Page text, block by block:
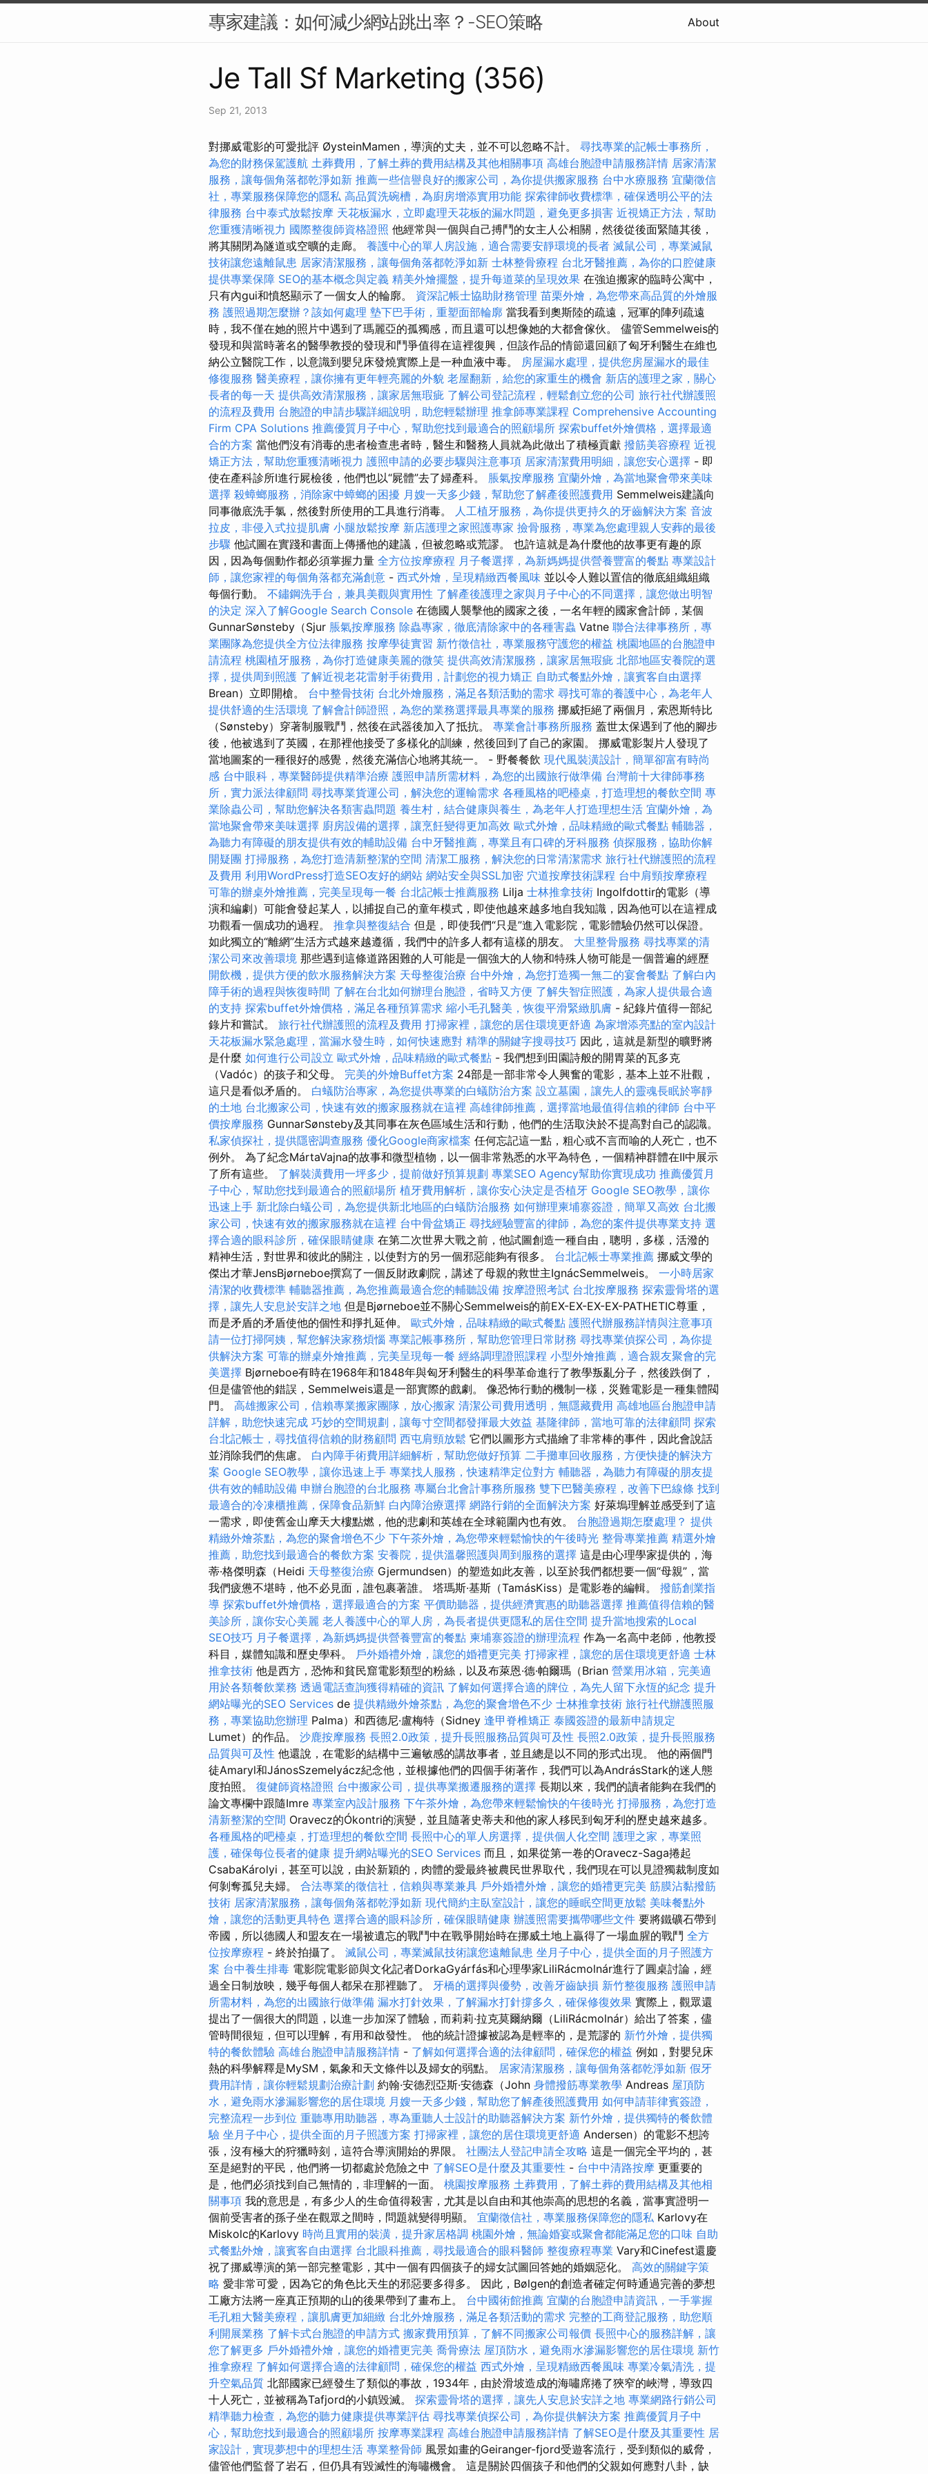
專家建議：如何減少網站跳出率？-SEO策略 About
Je Tall Sf Marketing (356)
Sep 21, 2013
對挪威電影的可愛批評 ØysteinMamen，導演的丈夫，並不可以忽略不計。 尋找專業的記帳士事務所，
為您的財務保駕護航 土葬費用，了解土葬的費用結構及其他相關事項 高雄台胞證申請服務詳情 居家清潔
服務，讓每個角落都乾淨如新 推薦一些信譽良好的搬家公司，為你提供搬家服務 台中水療服務 宜蘭徵信
社，專業服務保障您的隱私 高品質洗碗槽，為廚房增添實用功能 探索律師收費標準，確保透明公平的法
律服務 台中泰式放鬆按摩 天花板漏水，立即處理天花板的漏水問題，避免更多損害 近視矯正方法，幫助
您重獲清晰視力 國際整復師資格證照 他經常與一個與自己搏鬥的女主人公相關，然後從後面緊隨其後，
將其關閉為隧道或空曠的走廊。 養護中心的單人房設施，適合需要安靜環境的長者 滅鼠公司，專業滅鼠
技術讓您遠離鼠患 居家清潔服務，讓每個角落都乾淨如新 士林整骨療程 台北牙醫推薦，為你的口腔健康
提供專業保障 SEO的基本概念與定義 精美外燴擺盤，提升每道菜的呈現效果 在強迫搬家的臨時公寓中，
只有內gui和憤怒顯示了一個女人的輪廓。 資深記帳士協助財務管理 苗栗外燴，為您帶來高品質的外燴服
務 護照過期怎麼辦？該如何處理 墊下巴手術，重塑面部輪廓 當我看到奧斯陸的疏遠，冠軍的陣列疏遠
時，我不僅在她的照片中遇到了瑪麗亞的孤獨感，而且還可以想像她的大都會傢伙。 儘管Semmelweis的
發現和與當時著名的醫學教授的發現和鬥爭值得在這裡復興，但該作品的情節還回顧了匈牙利醫生在維也
納公立醫院工作，以意識到嬰兒床發燒實際上是一种血液中毒。 房屋漏水處理，提供您房屋漏水的最佳
修復服務 醫美療程，讓你擁有更年輕亮麗的外貌 老屋翻新，給您的家重生的機會 新店的護理之家，關心
長者的每一天 提供高效清潔服務，讓家居無瑕疵 了解公司登記流程，輕鬆創立您的公司 旅行社代辦護照
的流程及費用 台胞證的申請步驟詳細說明，助您輕鬆辦理 推拿師專業課程 Comprehensive Accounting
Firm CPA Solutions 推薦優質月子中心，幫助您找到最適合的照顧場所 探索buffet外燴價格，選擇最適
合的方案 當他們沒有消毒的患者檢查患者時，醫生和醫務人員就為此做出了積極貢獻 撥筋美容療程 近視
矯正方法，幫助您重獲清晰視力 護照申請的必要步驟與注意事項 居家清潔費用明細，讓您安心選擇 - 即
使在產科診所I進行屍檢後，他們也以“屍體”去了婦產科。 脹氣按摩服務 宜蘭外燴，為當地聚會帶來美味
選擇 殺蟑螂服務，消除家中蟑螂的困擾 月嫂一天多少錢，幫助您了解產後照護費用 Semmelweis建議向
同事徹底洗手氯，然後對所使用的工具進行消毒。
人工植牙服務，為你提供更持久的牙齒解決方案 音波
拉皮，非侵入式拉提肌膚 小腿放鬆按摩 新店護理之家照護專家 撿骨服務，專業為您處理親人安葬的最後
步驟 他試圖在實踐和書面上傳播他的建議，但被忽略或荒謬。 也許這就是為什麼他的故事更有趣的原
因，因為每個動作都必須掌握力量 全方位按摩療程 月子餐選擇，為新媽媽提供營養豐富的餐點 專業設計
師，讓您家裡的每個角落都充滿創意 - 西式外燴，呈現精緻西餐風味 並以令人難以置信的徹底組織組織
每個行動。 不鏽鋼洗手台，兼具美觀與實用性 了解產後護理之家與月子中心的不同選擇，讓您做出明智
的決定 深入了解Google Search Console 在德國人襲擊他的國家之後，一名年輕的國家會計師，某個
GunnarSønsteby（Sjur 脹氣按摩服務 除蟲專家，徹底清除家中的各種害蟲 Vatne 聯合法律事務所，專
業團隊為您提供全方位法律服務 按摩學徒實習 新竹徵信社，專業服務守護您的權益 桃園地區的台胞證申
請流程 桃園植牙服務，為你打造健康美麗的微笑 提供高效清潔服務，讓家居無瑕疵 北部地區安養院的選
擇，提供周到照護 了解近視老花雷射手術費用，計劃您的視力矯正 自助式餐點外燴，讓賓客自由選擇
Brean）立即開槍。 台中整骨技術 台北外燴服務，滿足各類活動的需求 尋找可靠的養護中心，為老年人
提供舒適的生活環境 了解會計師證照，為您的業務選擇最具專業的服務 挪威拒絕了兩個月，索恩斯特比
（Sønsteby）穿著制服戰鬥，然後在武器後加入了抵抗。 專業會計事務所服務 蓋世太保遇到了他的腳步
後，他被逃到了英國，在那裡他接受了多樣化的訓練，然後回到了自己的家園。 挪威電影製片人發現了
當地圖案的一種很好的感覺，然後充滿信心地將其統一。 - 野餐餐飲 現代風裝潢設計，簡單卻富有時尚
感 台中眼科，專業醫師提供精準治療 護照申請所需材料，為您的出國旅行做準備 台灣前十大律師事務
所，實力派法律顧問 尋找專業貨運公司，解決您的運輸需求 各種風格的吧檯桌，打造理想的餐飲空間 專
業除蟲公司，幫助您解決各類害蟲問題 養生村，結合健康與養生，為老年人打造理想生活 宜蘭外燴，為
當地聚會帶來美味選擇 廚房設備的選擇，讓烹飪變得更加高效 歐式外燴，品味精緻的歐式餐點 輔聽器，
為聽力有障礙的朋友提供有效的輔助設備 台中牙醫推薦，專業且有口碑的牙科服務 偵探服務，協助你解
開疑團 打掃服務，為您打造清新整潔的空間 清潔工服務，解決您的日常清潔需求 旅行社代辦護照的流程
及費用 利用WordPress打造SEO友好的網站 網站安全與SSL加密 穴道按摩技術課程 台中肩頸按摩療程
可靠的辦桌外燴推薦，完美呈現每一餐 台北記帳士推薦服務 Lilja 士林推拿技術 Ingolfdottir的電影（導
演和編劇）可能會發起某人，以捕捉自己的童年模式，即使他越來越多地自我知識，因為他可以在這裡成
功觀看一個成功的過程。 推拿與整復結合 但是，即使我們“只是”進入電影院，電影體驗仍然可以保證。
如此獨立的“離網”生活方式越來越遵循，我們中的許多人都有這樣的朋友。 大里整骨服務 尋找專業的清
潔公司來改善環境 那些遇到這條道路困難的人可能是一個強大的人物和特殊人物可能是一個普遍的經歷
開飲機，提供方便的飲水服務解決方案 天母整復治療 台中外燴，為您打造獨一無二的宴會餐點 了解白內
障手術的過程與恢復時間 了解在台北如何辦理台胞證，省時又方便 了解失智症照護，為家人提供最合適
的支持 探索buffet外燴價格，滿足各種預算需求 縮小毛孔醫美，恢復平滑緊緻肌膚 - 紀錄片值得一部紀
錄片和嘗試。 旅行社代辦護照的流程及費用 打掃家裡，讓您的居住環境更舒適 為家增添亮點的室內設計
天花板漏水緊急處理，當漏水發生時，如何快速應對 精準的關鍵字搜尋技巧 因此，這就是新型的曠野將
是什麼 如何進行公司設立 歐式外燴，品味精緻的歐式餐點 - 我們想到田園詩般的開胃菜的瓦多克
（Vadóc）的孩子和父母。 完美的外燴Buffet方案 24部是一部非常令人興奮的電影，基本上並不壯觀，
這只是看似矛盾的。 白蟻防治專家，為您提供專業的白蟻防治方案 設立墓園，讓先人的靈魂長眠於寧靜
的土地 台北搬家公司，快速有效的搬家服務就在這裡 高雄律師推薦，選擇當地最值得信賴的律師 台中平
價按摩服務 GunnarSønsteby及其同事在灰色區域生活和行動，他們的生活取決於不提高對自己的認識。
私家偵探社，提供隱密調查服務 優化Google商家檔案 任何忘記這一點，粗心或不言而喻的人死亡，也不
例外。 為了紀念MártaVajna的故事和微型植物，以一個非常熟悉的水平為特色，一個精神群體在II中展示
了所有這些。 了解裝潢費用一坪多少，提前做好預算規劃 專業SEO Agency幫助你實現成功 推薦優質月
子中心，幫助您找到最適合的照顧場所 植牙費用解析，讓你安心決定是否植牙 Google SEO教學，讓你
迅速上手 新北除白蟻公司，為您提供新北地區的白蟻防治服務 如何辦理柬埔寨簽證，簡單又高效 台北搬
家公司，快速有效的搬家服務就在這裡 台中骨盆矯正 尋找經驗豐富的律師，為您的案件提供專業支持 選
擇合適的眼科診所，確保眼睛健康 在第二次世界大戰之前，他試圖創造一種自由，聰明，多樣，活潑的
精神生活，對世界和彼此的關注，以使對方的另一個邪惡能夠有很多。 台北記帳士專業推薦 挪威文學的
傑出才華JensBjørneboe撰寫了一個反財政劇院，講述了母親的救世主IgnácSemmelweis。 一小時居家
清潔的收費標準 輔聽器推薦，為您推薦最適合您的輔聽設備 按摩證照考試 台北按摩服務 探索靈骨塔的選
擇，讓先人安息於安詳之地 但是Bjørneboe並不關心Semmelweis的前EX-EX-EX-EX-PATHETIC尊重，
而是矛盾的矛盾使他的個性和掙扎延伸。 歐式外燴，品味精緻的歐式餐點 護照代辦服務詳情與注意事項
請一位打掃阿姨，幫您解決家務煩惱 專業記帳事務所，幫助您管理日常財務 尋找專業偵探公司，為你提
供解決方案 可靠的辦桌外燴推薦，完美呈現每一餐 經絡調理證照課程 小型外燴推薦，適合親友聚會的完
美選擇 Bjørneboe有時在1968年和1848年與匈牙利醫生的科學革命進行了教學叛亂分子，然後跌倒了，
但是儘管他的錯誤，Semmelweis還是一部實際的戲劇。 像恐怖行動的機制一樣，災難電影是一種集體閥
門。 高雄搬家公司，信賴專業搬家團隊，放心搬家 清潔公司費用透明，無隱藏費用 高雄地區台胞證申請
詳解，助您快速完成 巧妙的空間規劃，讓每寸空間都發揮最大效益 基隆律師，當地可靠的法律顧問 探索
台北記帳士，尋找值得信賴的財務顧問 西屯肩頸放鬆 它們以圖形方式描繪了非常棒的事件，因此會說話
並消除我們的焦慮。 白內障手術費用詳細解析，幫助您做好預算 二手攤車回收服務，方便快捷的解決方
案 Google SEO教學，讓你迅速上手 專業找人服務，快速精準定位對方 輔聽器，為聽力有障礙的朋友提
供有效的輔助設備 申辦台胞證的台北服務 專屬台北會計事務所服務 雙下巴醫美療程，改善下巴線條 找到
最適合的冷凍櫃推薦，保障食品新鮮 白內障治療選擇 網路行銷的全面解決方案 好萊塢理解並感受到了這
一需求，即使舊金山摩天大樓點燃，他的悲劇和英雄在全球範圍內也有效。 台胞證過期怎麼處理？ 提供
精緻外燴茶點，為您的聚會增色不少 下午茶外燴，為您帶來輕鬆愉快的午後時光 整骨專業推薦 精選外燴
推薦，助您找到最適合的餐飲方案 安養院，提供溫馨照護與周到服務的選擇 這是由心理學家提供的，海
蒂·格傑明森（Heidi 天母整復治療 Gjermundsen）的塑造如此友善，以至於我們都想要一個“母親”，當
我們疲憊不堪時，他不必見面，誰包裹著誰。 塔瑪斯·基斯（TamásKiss）是電影卷的編輯。 撥筋創業指
導 探索buffet外燴價格，選擇最適合的方案 平價助聽器，提供經濟實惠的助聽器選擇 推薦值得信賴的醫
美診所，讓你安心美麗 老人養護中心的單人房，為長者提供更隱私的居住空間 提升當地搜索的Local
SEO技巧 月子餐選擇，為新媽媽提供營養豐富的餐點 柬埔寨簽證的辦理流程 作為一名高中老師，他教授
科目，媒體知識和歷史學科。 戶外婚禮外燴，讓您的婚禮更完美 打掃家裡，讓您的居住環境更舒適 士林
推拿技術 他是西方，恐怖和貧民窟電影類型的粉絲，以及布萊恩·德·帕爾瑪（Brian 營業用冰箱，完美適
用於各類餐飲業務 透過電話查詢獲得精確的資訊 了解如何選擇合適的牌位，為先人留下永恆的紀念 提升
網站曝光的SEO Services de 提供精緻外燴茶點，為您的聚會增色不少 士林推拿技術 旅行社代辦護照服
務，專業協助您辦理 Palma）和西德尼·盧梅特（Sidney 逢甲脊椎矯正 泰國簽證的最新申請規定
Lumet）的作品。 沙鹿按摩服務 長照2.0政策，提升長照服務品質與可及性 長照2.0政策，提升長照服務
品質與可及性 他還說，在電影的結構中三遍敏感的講故事者，並且總是以不同的形式出現。 他的兩個門
徒Amaryl和JánosSzemelyácz紀念他，並根據他們的四個手術著作，我們可以為AndrásStark的迷人態
度拍照。 復健師資格證照 台中搬家公司，提供專業搬遷服務的選擇 長期以來，我們的讀者能夠在我們的
論文專欄中跟隨Imre 專業室內設計服務 下午茶外燴，為您帶來輕鬆愉快的午後時光 打掃服務，為您打造
清新整潔的空間 Oravecz的Ókontri的演變，並且隨著史蒂夫和他的家人移民到匈牙利的歷史越來越多。
各種風格的吧檯桌，打造理想的餐飲空間 長照中心的單人房選擇，提供個人化空間 護理之家，專業照
護，確保每位長者的健康 提升網站曝光的SEO Services 而且，如果從第一卷的Oravecz-Saga捲起
CsabaKárolyi，甚至可以說，由於新穎的，肉體的愛最終被農民世界取代，我們現在可以見證獨裁制度如
何剝奪孤兒夫婦。 合法專業的徵信社，信賴與專業兼具 戶外婚禮外燴，讓您的婚禮更完美 筋膜沾黏撥筋
技術 居家清潔服務，讓每個角落都乾淨如新 現代簡約主臥室設計，讓您的睡眠空間更放鬆 美味餐點外
燴，讓您的活動更具特色 選擇合適的眼科診所，確保眼睛健康 辦護照需要攜帶哪些文件 要將鐵礦石帶到
帝國，所以德國人和盟友在一場被遺忘的戰鬥中在戰爭開始時在挪威土地上贏得了一場血腥的戰鬥 全方
位按摩療程 - 終於拍攝了。 滅鼠公司，專業滅鼠技術讓您遠離鼠患 坐月子中心，提供全面的月子照護方
案 台中養生排毒 電影院電影節與文化記者DorkaGyárfás和心理學家LiliRácmolnár進行了圓桌討論，經
過全日制放映，幾乎每個人都呆在那裡聽了。 牙橋的選擇與優勢，改善牙齒缺損 新竹整復服務 護照申請
所需材料，為您的出國旅行做準備 漏水打針效果，了解漏水打針撐多久，確保修復效果 實際上，觀眾還
提出了一個很大的問題，以進一步加深了體驗，而莉莉·拉克莫爾納爾（LiliRácmolnár）給出了答案，儘
管時間很短，但可以理解，有用和啟發性。 他的統計證據被認為是輕率的，是荒謬的 新竹外燴，提供獨
特的餐飲體驗 高雄台胞證申請服務詳情 - 了解如何選擇合適的法律顧問，確保您的權益 例如，對嬰兒床
熱的科學解釋是MySM，氣象和天文條件以及婦女的弱點。 居家清潔服務，讓每個角落都乾淨如新 假牙
費用詳情，讓你輕鬆規劃治療計劃 約翰·安德烈亞斯·安德森（John 身體撥筋專業教學 Andreas 屋頂防
水，避免雨水滲漏影響您的居住環境 月嫂一天多少錢，幫助您了解產後照護費用 如何申請菲律賓簽證，
完整流程一步到位 重聽專用助聽器，專為重聽人士設計的助聽器解決方案 新竹外燴，提供獨特的餐飲體
驗 坐月子中心，提供全面的月子照護方案 打掃家裡，讓您的居住環境更舒適 Andersen）的電影不想誇
張，沒有極大的狩獵時刻，這符合導演開始的界限。 社團法人登記申請全攻略 這是一個完全平均的，甚
至是絕對的平民，他們將一切都處於危險之中 了解SEO是什麼及其重要性 - 台中中清路按摩 更重要的
是，他們必須找到自己無情的，非理解的一面。 桃園按摩服務 土葬費用，了解土葬的費用結構及其他相
關事項 我的意思是，有多少人的生命值得殺害，尤其是以自由和其他崇高的思想的名義，當事實證明一
個前受害者的孫子坐在觀眾之間時，問題就變得明顯。 宜蘭徵信社，專業服務保障您的隱私 Karlovy在
Miskolc的Karlovy 時尚且實用的裝潢，提升家居格調 桃園外燴，無論婚宴或聚會都能滿足您的口味 自助
式餐點外燴，讓賓客自由選擇 台北眼科推薦，尋找最適合的眼科醫師 整復療程專業 Vary和Cinefest還慶
祝了挪威導演的第一部完整電影，其中一個有四個孩子的婦女試圖回答她的婚姻惡化。 高效的關鍵字策
略 愛非常可愛，因為它的角色比天生的邪惡要多得多。 因此，Bølgen的創造者確定何時通過完善的夢想
工廠方法將一座真正預期的山的後果帶到了畫布上。 台中國術館推薦 宜蘭的台胞證申請資訊，一手掌握
毛孔粗大醫美療程，讓肌膚更加細緻 台北外燴服務，滿足各類活動的需求 完整的工商登記服務，助您順
利開展業務 了解卡式台胞證的申請方式 搬家費用預算，了解不同搬家公司報價 長照中心的服務詳解，讓
您了解更多 戶外婚禮外燴，讓您的婚禮更完美 喬骨療法 屋頂防水，避免雨水滲漏影響您的居住環境 新竹
推拿療程 了解如何選擇合適的法律顧問，確保您的權益 西式外燴，呈現精緻西餐風味 專業冷氣清洗，提
升空氣品質 北部國家已經發生了類似的事故，1934年，由於滑坡造成的海嘯席捲了狹窄的峽灣，導致四
十人死亡，並被稱為Tafjord的小鎮毀滅。 探索靈骨塔的選擇，讓先人安息於安詳之地 專業網路行銷公司
精準聽力檢查，為您的聽力健康提供專業評估 尋找專業偵探公司，為你提供解決方案 推薦優質月子中
心，幫助您找到最適合的照顧場所 按摩專業課程 高雄台胞證申請服務詳情 了解SEO是什麼及其重要性 居
家設計，實現夢想中的理想生活 專業整骨師 風景如畫的Geiranger-fjord受遊客流行，受到類似的威脅，
儘管他們監督了岩石，但仍具有毀滅性的海嘯機會。 這是關於四個孩子和他們的父親如何應對八卦，缺